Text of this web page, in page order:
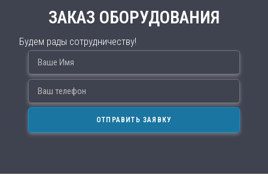
ЗАКАЗ ОБОРУДОВАНИЯ
Будем рады сотрудничеству!